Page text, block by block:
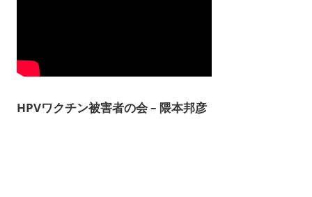
HPVワクチン被害者の会 – 隈本邦彦